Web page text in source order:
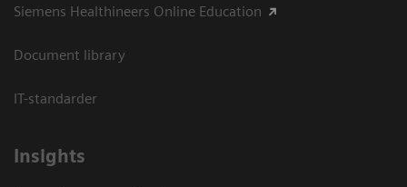
Siemens Healthineers Online Education
Document library
IT-standarder
Insights